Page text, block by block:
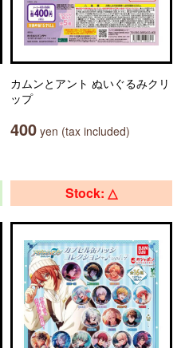
カムンとアント ぬいぐるみクリ
ップ
400 yen (tax included)
Stock: △